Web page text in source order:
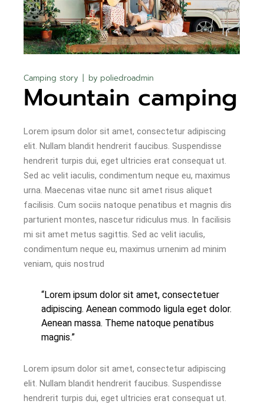
Camping story by poliedroadmin
Mountain camping
Lorem ipsum dolor sit amet, consectetur adipiscing
elit. Nullam blandit hendrerit faucibus. Suspendisse
hendrerit turpis dui, eget ultricies erat consequat ut.
Sed ac velit iaculis, condimentum neque eu, maximus
urna. Maecenas vitae nunc sit amet risus aliquet
facilisis. Cum sociis natoque penatibus et magnis dis
parturient montes, nascetur ridiculus mus. In facilisis
mi sit amet metus sagittis. Sed ac velit iaculis,
condimentum neque eu, maximus urnenim ad minim
veniam, quis nostrud
“Lorem ipsum dolor sit amet, consectetuer
adipiscing. Aenean commodo ligula eget dolor.
Aenean massa. Theme natoque penatibus
magnis.”
Lorem ipsum dolor sit amet, consectetur adipiscing
elit. Nullam blandit hendrerit faucibus. Suspendisse
hendrerit turpis dui, eget ultricies erat consequat ut.